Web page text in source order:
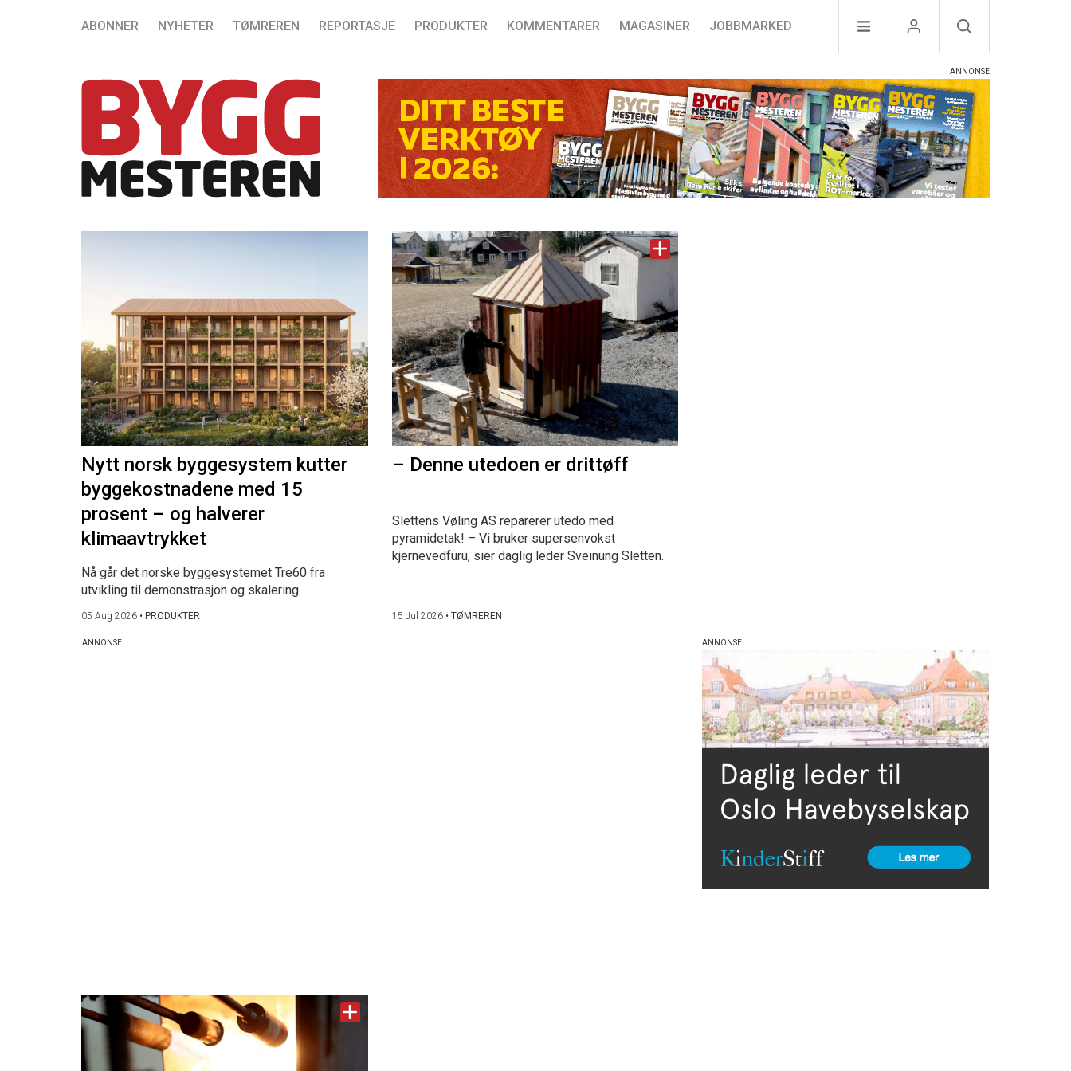
ABONNER NYHETER TØMREREN REPORTASJE PRODUKTER KOMMENTARER MAGASINER JOBBMARKED
Nytt norsk byggesystem kutter
byggekostnadene med 15
prosent – og halverer
klimaavtrykket
Nå går det norske byggesystemet Tre60 fra
utvikling til demonstrasjon og skalering.
05 Aug 2026 • PRODUKTER
– Denne utedoen er drittøff
Slettens Vøling AS reparerer utedo med
pyramidetak! – Vi bruker supersenvokst
kjernevedfuru, sier daglig leder Sveinung Sletten.
15 Jul 2026• TØMREREN